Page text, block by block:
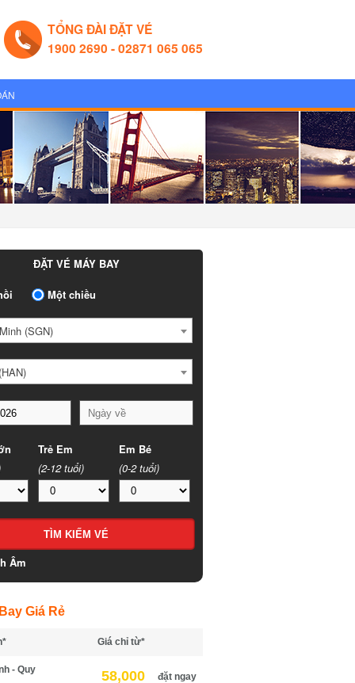
TỔNG ĐÀI ĐẶT VÉ
1900 2690 - 02871 065 065
ĐẶT VÉ MÁY BAY
Một chiều
(SGN)
Trẻ Em
(2-12 tuổi)
Em Bé
(0-2 tuổi)
Âm
Giá Rẻ
Giá chỉ từ*
- Quy
58,000 đặt ngay